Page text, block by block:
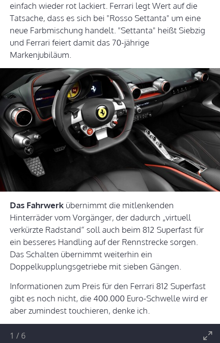
einfach wieder rot lackiert. Ferrari legt Wert auf die
Tatsache, dass es sich bei "Rosso Settanta" um eine
neue Farbmischung handelt. "Settanta" heißt Siebzig
und Ferrari feiert damit das 70-jährige
Markenjubiläum.
Das Fahrwerk übernimmt die mitlenkenden
Hinterräder vom Vorgänger, der dadurch „virtuell
verkürzte Radstand“ soll auch beim 812 Superfast für
ein besseres Handling auf der Rennstrecke sorgen.
Das Schalten übernimmt weiterhin ein
Doppelkupplungsgetriebe mit sieben Gängen.
Informationen zum Preis für den Ferrari 812 Superfast
gibt es noch nicht, die 400.000 Euro-Schwelle wird er
aber zumindest touchieren, denke ich.
1 / 6